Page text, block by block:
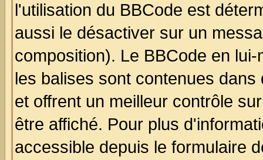
l'utilisation du BBCode est
aussi le désactiver sur un
composition). Le BBCode en
les balises sont contenues
et offrent un meilleur contrôle
être affiché. Pour plus
accessible depuis le formulaire